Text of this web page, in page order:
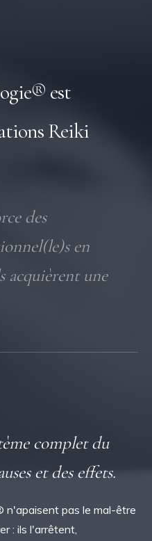
est
Reiki
des
en
acquièrent une
complet du
et des effets.
n'apaisent pas le mal-être
: ils l'arrêtent,